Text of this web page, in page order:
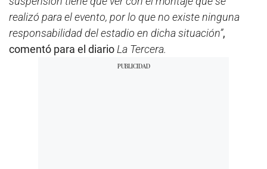
realizó para el evento, por lo que no existe ninguna
responsabilidad del estadio en dicha situación”,
comentó para el diario La Tercera.